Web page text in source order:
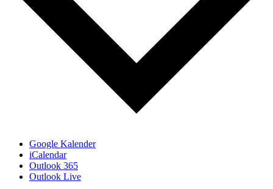
Google Kalender
iCalendar
Outlook 365
Outlook Live